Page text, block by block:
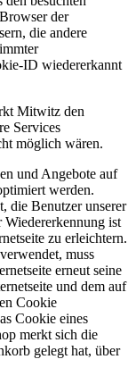
der
die andere
ID wiedererkannt
Mitwitz den
Services
möglich wären.
und Angebote auf
werden.
die Benutzer unserer
Wiedererkennung ist
zu erleichtern.
muss
erneut seine
und dem auf
Cookie
Cookie eines
merkt sich die
gelegt hat, über